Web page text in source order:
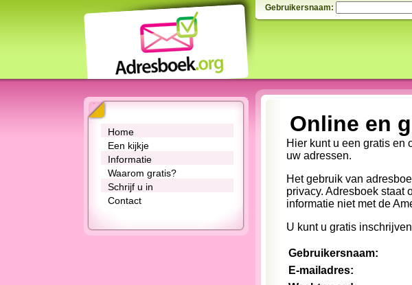
Gebruikersnaam:
Home
Een kijkje
Informatie
Waarom gratis?
Schrijf u in
Contact
Online en
Hier kunt u een gratis en
uw adressen.
Het gebruik van
privacy. Adresboek staat
informatie niet met de
U kunt u gratis
Gebruikersnaam:
E-mailadres: